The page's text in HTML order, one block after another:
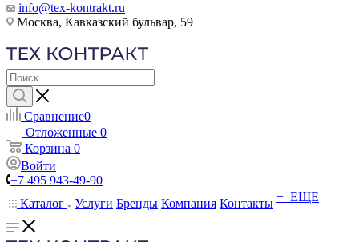
info@tex-kontrakt.ru
Москва, Кавказский бульвар, 59
Сравнение0
Отложенные 0
Корзина 0
Войти
+7 495 943-49-90
Каталог
Услуги Бренды Компания Контакты + ЕЩЕ